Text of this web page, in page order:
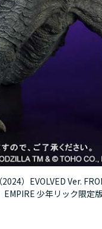
）EVOLVED Ver.
EMPIRE 少年リック限定